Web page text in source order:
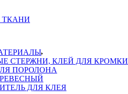
ТКАНИ
СТЕРЖНИ, КЛЕЙ ДЛЯ КРОМКИ
ПОРОЛОНА
ДЛЯ КЛЕЯ